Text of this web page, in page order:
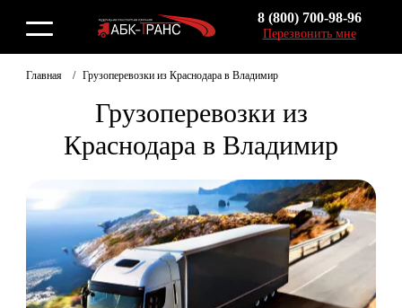
8 (800) 700-98-96
Перезвонить мне
Главная Грузоперевозки из Краснодара в Владимир
Грузоперевозки из
Краснодара в Владимир